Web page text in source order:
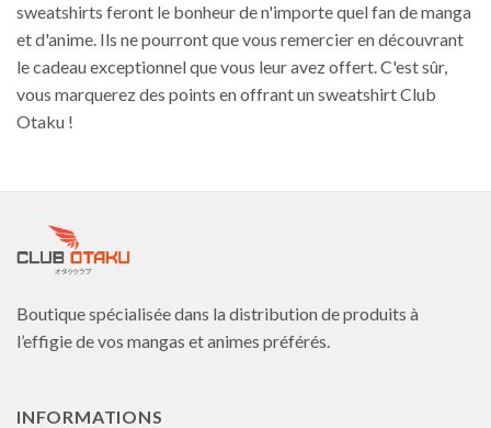
sweatshirts feront le bonheur de n'importe quel fan de manga
et d'anime. Ils ne pourront que vous remercier en découvrant
le cadeau exceptionnel que vous leur avez offert. C'est sûr,
vous marquerez des points en offrant un sweatshirt Club
Otaku !
Boutique spécialisée dans la distribution de produits à
l’effigie de vos mangas et animes préférés.
INFORMATIONS